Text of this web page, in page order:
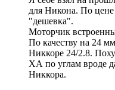
для Никона. По цене
"дешевка".
Моторчик
По качеству на 24
Никкоре 24/2.8.
ХА по углам вроде
Никкора.